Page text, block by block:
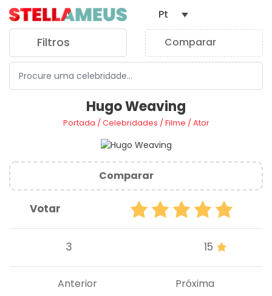
Filtros Comparar
Pt
Hugo Weaving
Portada /Celebridades /Filme /Ator
Comparar
Votar
3 15
Próxima
Anterior